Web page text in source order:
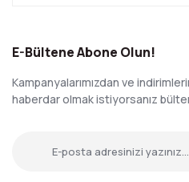
E-Bültene Abone Olun!
Kampanyalarımızdan ve
haberdar olmak istiyorsanız